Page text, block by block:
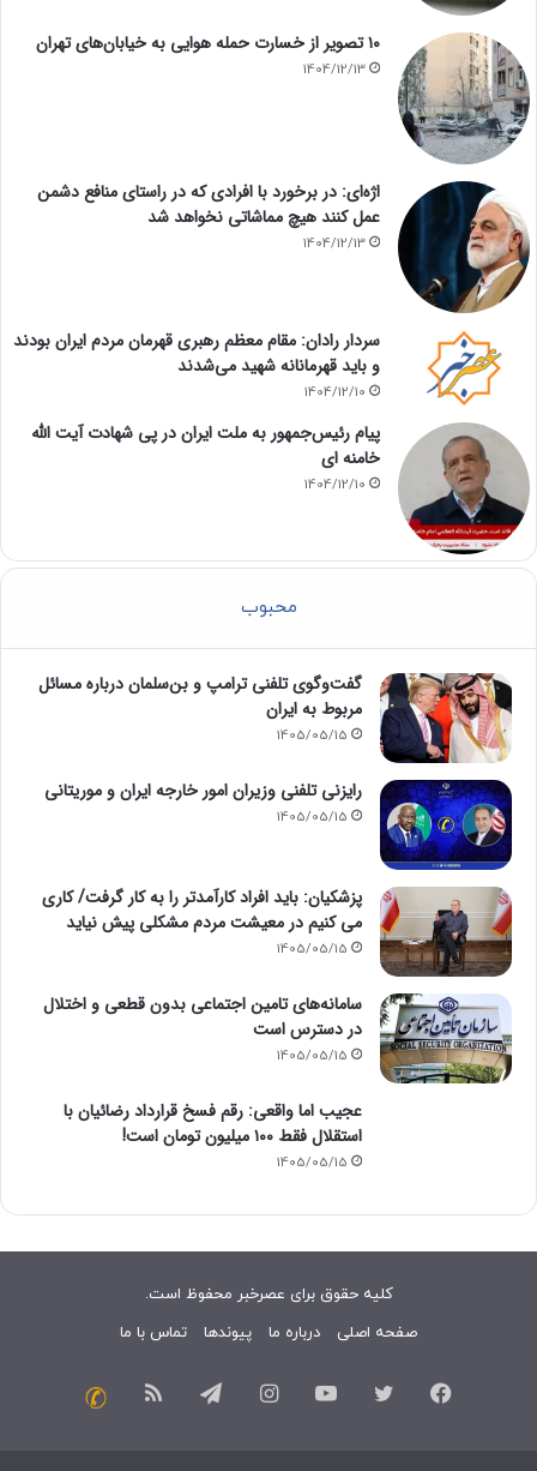
۱۰ تصویر از خسارت حمله هوایی به خیابان‌های تهران
1404/12/13
اژه‌ای: در برخورد با افرادی که در راستای منافع دشمن
عمل کنند هیچ مماشاتی نخواهد شد
1404/12/13
سردار رادان: مقام معظم رهبری قهرمان مردم ایران بودند
و باید قهرمانانه شهید می‌شدند
1404/12/10
پیام رئیس‌جمهور به ملت ایران در پی شهادت آیت الله
خامنه ای
1404/12/10
محبوب
گفت‌وگوی تلفنی ترامپ و بن‌سلمان درباره مسائل
مربوط به ایران
1405/05/15
رایزنی تلفنی وزیران امور خارجه ایران و موریتانی
1405/05/15
پزشکیان: باید افراد کارآمدتر را به کار گرفت/ کاری
می کنیم در معیشت مردم مشکلی پیش نیاید
1405/05/15
سامانه‌های تامین اجتماعی بدون قطعی و اختلال
در دسترس است
1405/05/15
عجیب اما واقعی: رقم فسخ قرارداد رضائیان با
استقلال فقط ۱۰۰ میلیون تومان است!
1405/05/15
کلیه حقوق برای عصرخبر محفوظ است.
صفحه اصلی
درباره ما پیوندها تماس با ما
فیسبوک توییتر یوتیوب اینستاگرامتلگرام خوراک